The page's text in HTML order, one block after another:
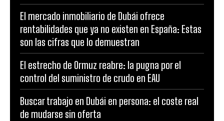
El mercado inmobiliario de Dubái ofrece
rentabilidades que ya no existen en España: Estas
son las cifras que lo demuestran
El estrecho de Ormuz reabre: la pugna por el
control del suministro de crudo en EAU
Buscar trabajo en Dubái en persona: el coste real
de mudarse sin oferta